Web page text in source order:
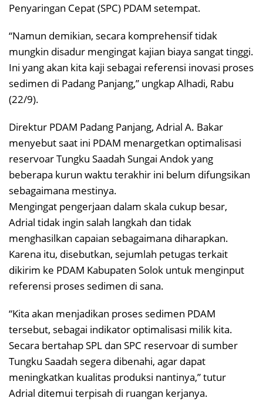
Penyaringan Cepat (SPC) PDAM setempat.
“Namun demikian, secara komprehensif tidak
mungkin disadur mengingat kajian biaya sangat tinggi.
Ini yang akan kita kaji sebagai referensi inovasi proses
sedimen di Padang Panjang,” ungkap Alhadi, Rabu
(22/9).
Direktur PDAM Padang Panjang, Adrial A. Bakar
menyebut saat ini PDAM menargetkan optimalisasi
reservoar Tungku Saadah Sungai Andok yang
beberapa kurun waktu terakhir ini belum difungsikan
sebagaimana mestinya.
Mengingat pengerjaan dalam skala cukup besar,
Adrial tidak ingin salah langkah dan tidak
menghasilkan capaian sebagaimana diharapkan.
Karena itu, disebutkan, sejumlah petugas terkait
dikirim ke PDAM Kabupaten Solok untuk menginput
referensi proses sedimen di sana.
“Kita akan menjadikan proses sedimen PDAM
tersebut, sebagai indikator optimalisasi milik kita.
Secara bertahap SPL dan SPC reservoar di sumber
Tungku Saadah segera dibenahi, agar dapat
meningkatkan kualitas produksi nantinya,” tutur
Adrial ditemui terpisah di ruangan kerjanya.